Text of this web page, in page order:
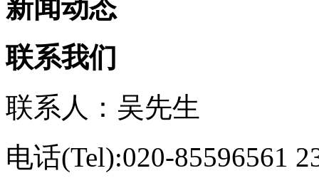
新闻动态
联系我们
联系人：吴先生
电话(Tel):020-85596561